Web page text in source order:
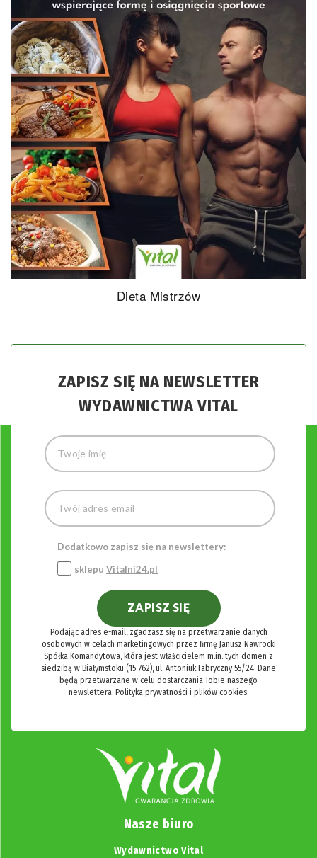
Biblia treningu siłowego
ZAPISZ SIĘ NA NEWSLETTER
WYDAWNICTWA VITAL
Dodatkowo zapisz się na newslettery:
sklepu Vitalni24.pl
ZAPISZ SIĘ
Podając adres e-mail, zgadzasz się na przetwarzanie danych
osobowych w celach marketingowych przez firmę Janusz Nawrocki
Spółka Komandytowa, która jest właścicielem m.in. tych domen z
siedzibą w Białymstoku (15-762), ul. Antoniuk Fabryczny 55/24. Dane
będą przetwarzane w celu dostarczania Tobie naszego
newslettera. Polityka prywatności i plików cookies.
Nasze biuro
Wydawnictwo Vital